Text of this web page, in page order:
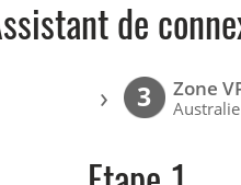
de
› 3 Zone
Australie